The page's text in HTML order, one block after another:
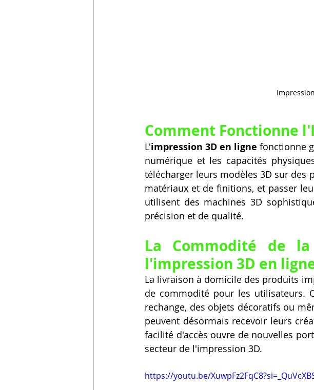
Comment Fonctionne
L'impression 3D en ligne fonctionne
numérique et les capacités
télécharger leurs modèles 3D sur des
matériaux et de finitions, et passer
utilisent des machines 3D
précision et de qualité.
La Commodité de
l'impression 3D en
La livraison à domicile des produits
de commodité pour les utilisateurs.
rechange, des objets décoratifs ou
peuvent désormais recevoir leurs
facilité d'accès ouvre de nouvelles
secteur de l'impression 3D.
https://youtu.be/